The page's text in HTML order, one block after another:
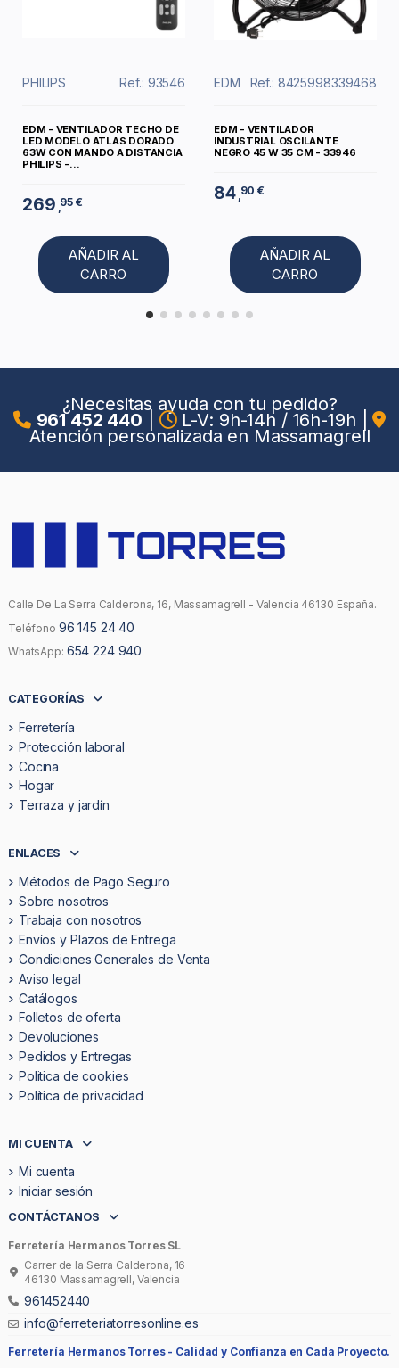
PHILIPS Ref.: 93546
EDM - VENTILADOR TECHO DE
LED MODELO ATLAS DORADO
63W CON MANDO A DISTANCIA
PHILIPS -...
269 ,95 €
AÑADIR AL
CARRO
EDM Ref.: 8425998339468
EDM - VENTILADOR
INDUSTRIAL OSCILANTE
NEGRO 45 W 35 CM - 33946
84 90 €
AÑADIR AL
CARRO
¿Necesitas ayuda con tu pedido?
961 452 440 L-V: 9h-14h / 16h-19h
Atención personalizada en Massamagrell
Calle De La Serra Calderona, 16, Massamagrell - Valencia 46130 España.
Teléfono 96 145 24 40
WhatsApp: 654 224 940
CATEGORÍAS
Ferretería
Protección laboral
Cocina
Hogar
Terraza y jardín
ENLACES
Métodos de Pago Seguro
Sobre nosotros
Trabaja con nosotros
Envíos y Plazos de Entrega
Condiciones Generales de Venta
Aviso legal
Catálogos
Folletos de oferta
Devoluciones
Pedidos y Entregas
Politica de cookies
Política de privacidad
MI CUENTA
Mi cuenta
Iniciar sesión
CONTÁCTANOS
Ferretería Hermanos Torres SL
Carrer de la Serra Calderona, 16
46130 Massamagrell, Valencia
961452440
info@ferreteriatorresonline.es
Ferretería Hermanos Torres - Calidad y Confianza en Cada Proyecto.